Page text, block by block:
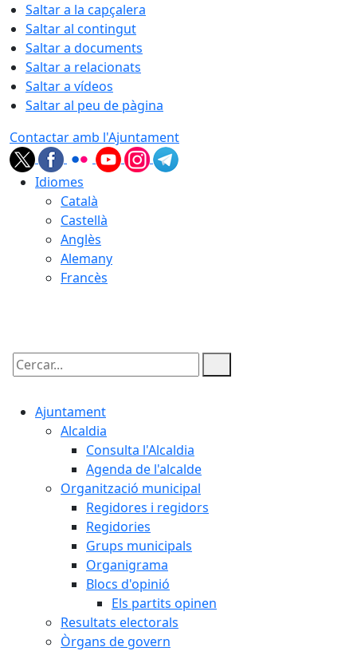
Saltar a la capçalera
Saltar al contingut
Saltar a documents
Saltar a relacionats
Saltar a vídeos
Saltar al peu de pàgina
Contactar amb l'Ajuntament
Idiomes
Català
Castellà
Anglès
Alemany
Francès
Cercar:
Ajuntament
Alcaldia
Consulta l'Alcaldia
Agenda de l'alcalde
Organització municipal
Regidores i regidors
Regidories
Grups municipals
Organigrama
Blocs d'opinió
Els partits opinen
Resultats electorals
Òrgans de govern